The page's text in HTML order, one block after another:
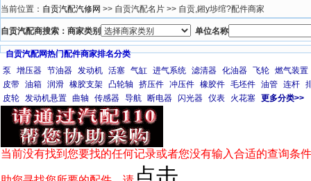
当前位置： 自贡汽配汽修网 >> 自贡汽配名片 >> 自贡,鎺у埗绾?配件商家
自贡汽配商搜索：商家类别 单位名称
自贡汽配网热门配件商家排名分类
泵
增压器 节油器 发动机 活塞 气缸 进气系统 滤清器 化油器 飞轮 燃气装置
皮带 油箱 润滑 橡胶支架 凸轮轴 挤压件 冲压件 橡胶件 毛坯件 油管 连杆
皮轮 发动机悬置 曲轴 传感器 导航 断电器 闪光器 仪表 火花塞 更多分类>>
当前没有找到您要找的任何记录或者您没有输入合适的查询条